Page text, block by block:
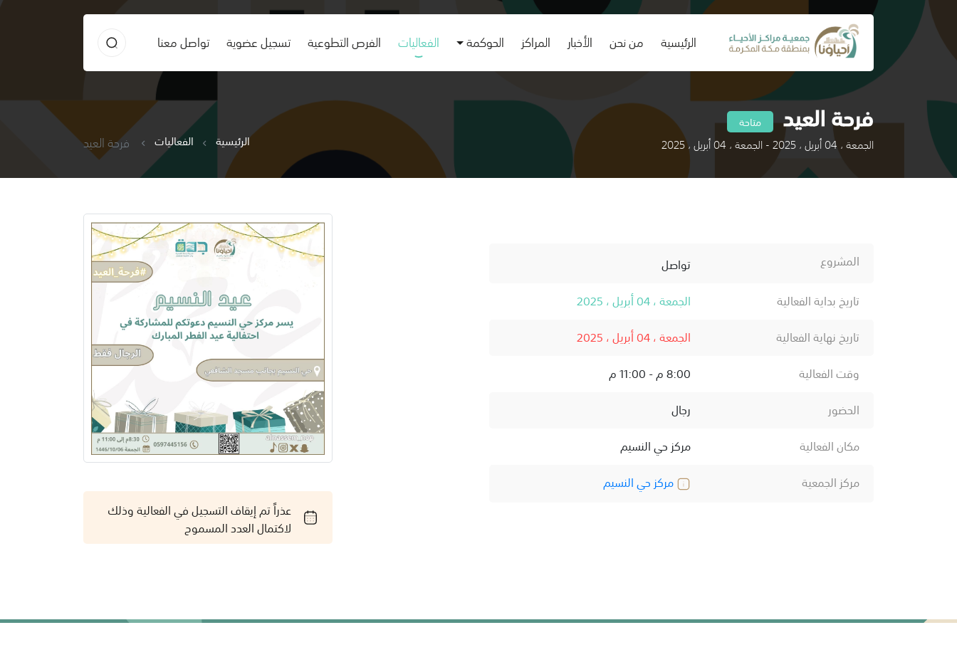
الرئيسية
(current) من نحن الأخبار المراكز الحوكمة الفعاليات الفرص التطوعية تسجيل عضوية تواصل معنا
فرحة العيد متاحة
الجمعة ، 04 أبريل ، 2025 - الجمعة ، 04 أبريل ، 2025 الرئيسية الفعاليات فرحة العيد
المشروع
تواصل
تاريخ بداية الفعالية
الجمعة ، 04 أبريل ، 2025
تاريخ نهاية الفعالية
الجمعة ، 04 أبريل ، 2025
وقت الفعالية
8:00 م - 11:00 م
الحضور
رجال
مكان الفعالية
مركز حي النسيم
مركز الجمعية
مركز حي النسيم
عذراً تم إيقاف التسجيل في الفعالية وذلك
لاكتمال العدد المسموح